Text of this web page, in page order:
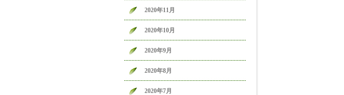
2020年11月
2020年10月
2020年9月
2020年8月
2020年7月